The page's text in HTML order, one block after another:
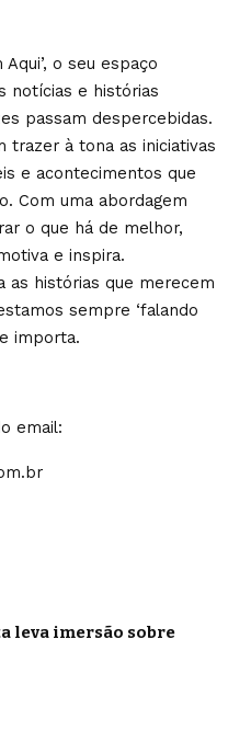
o seu espaço
notícias e histórias
passam despercebidas.
trazer à tona as iniciativas
e acontecimentos que
Com uma abordagem
o que há de melhor,
e inspira.
as histórias que merecem
sempre ‘falando
importa.
email:
leva imersão sobre